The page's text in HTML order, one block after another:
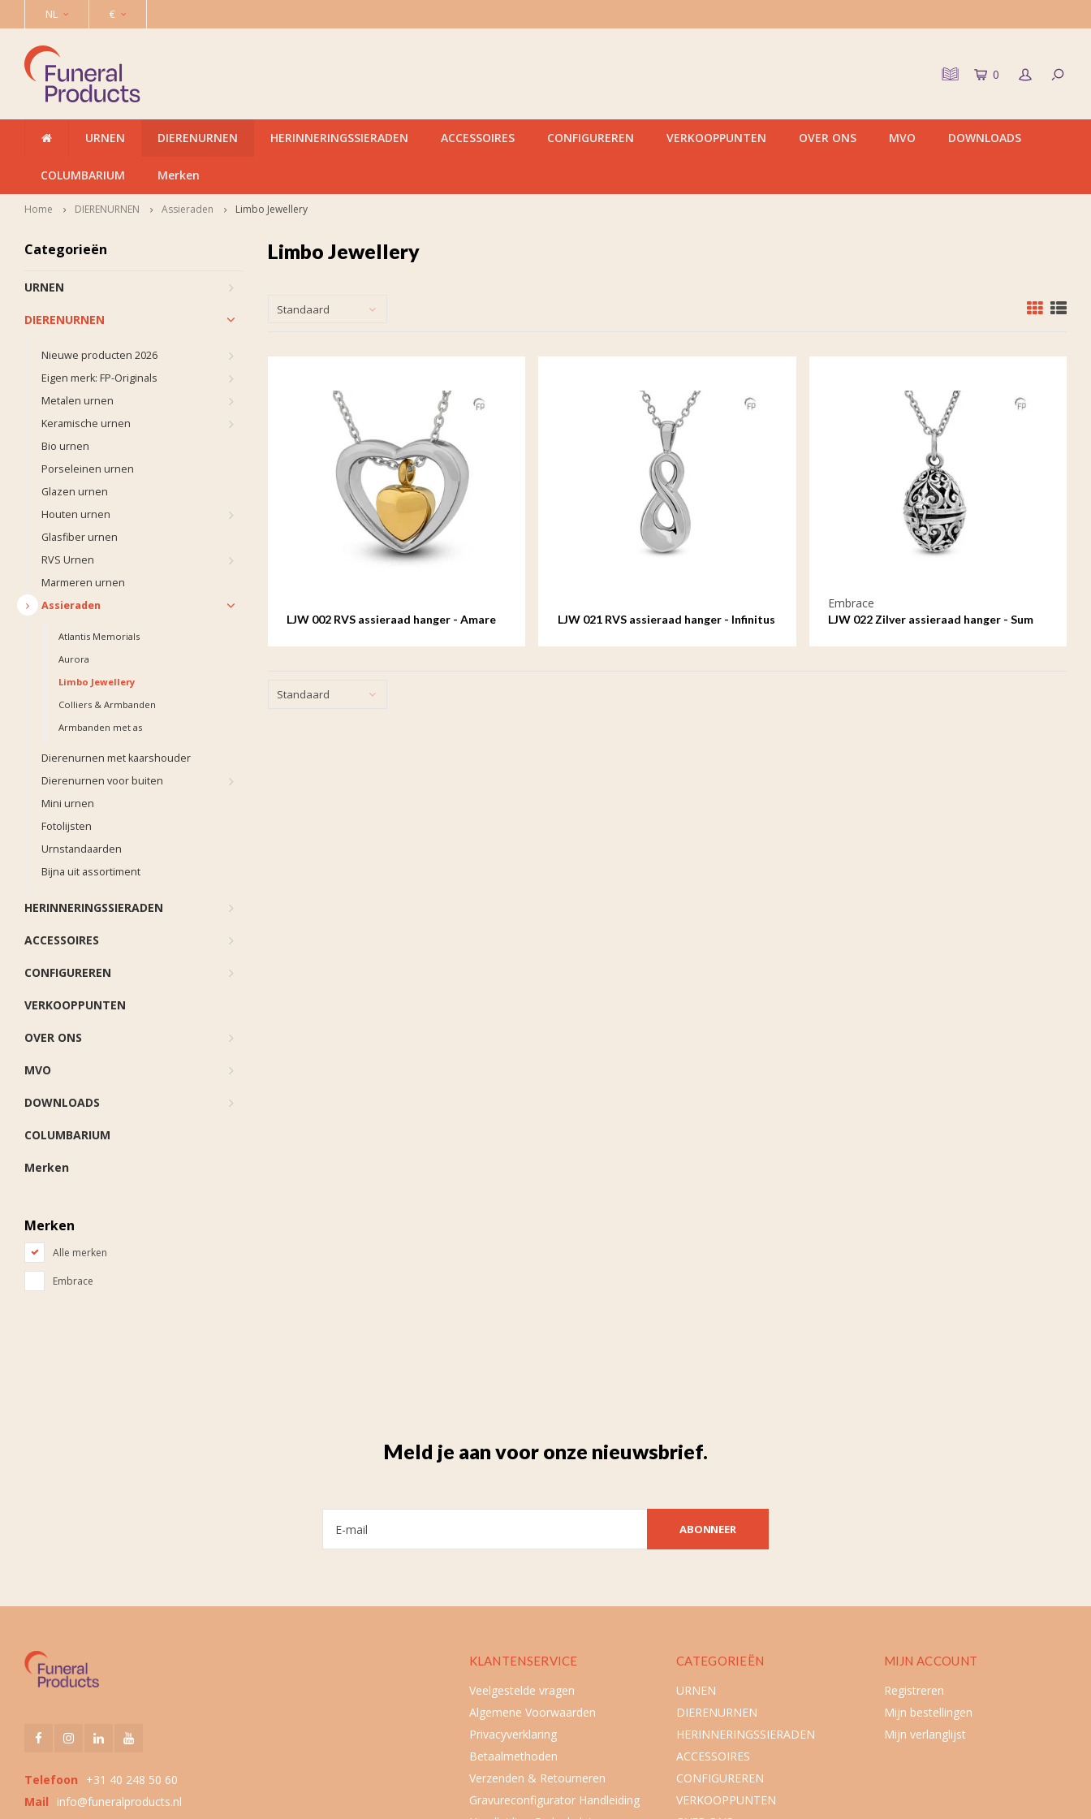
NL €
0
URNEN DIERENURNEN HERINNERINGSSIERADEN ACCESSOIRES CONFIGUREREN VERKOOPPUNTEN OVER ONS MVO DOWNLOADS
COLUMBARIUM Merken
Home DIERENURNEN Assieraden Limbo Jewellery
Categorieën
URNEN
DIERENURNEN
Nieuwe producten 2026
Eigen merk: FP-Originals
Metalen urnen
Keramische urnen
Bio urnen
Porseleinen urnen
Glazen urnen
Houten urnen
Glasfiber urnen
RVS Urnen
Marmeren urnen
Assieraden
Atlantis Memorials
Aurora
Limbo Jewellery
Colliers & Armbanden
Armbanden met as
Dierenurnen met kaarshouder
Dierenurnen voor buiten
Mini urnen
Fotolijsten
Urnstandaarden
Bijna uit assortiment
HERINNERINGSSIERADEN
ACCESSOIRES
CONFIGUREREN
VERKOOPPUNTEN
OVER ONS
MVO
DOWNLOADS
COLUMBARIUM
Merken
Merken
Alle merken
Embrace
Limbo Jewellery
Standaard
LJW 002 RVS assieraad hanger - Amare LJW 021 RVS assieraad hanger - Infinitus
Embrace
LJW 022 Zilver assieraad hanger - Sum
Standaard
Meld je aan voor onze nieuwsbrief.
ABONNEER
Telefoon
+31 40 248 50 60
Mail
info@funeralproducts.nl
KLANTENSERVICE
Veelgestelde vragen
Algemene Voorwaarden
Privacyverklaring
Betaalmethoden
Verzenden & Retourneren
Gravureconfigurator Handleiding
CATEGORIEËN
URNEN
DIERENURNEN
HERINNERINGSSIERADEN
ACCESSOIRES
CONFIGUREREN
VERKOOPPUNTEN
MIJN ACCOUNT
Registreren
Mijn bestellingen
Mijn verlanglijst